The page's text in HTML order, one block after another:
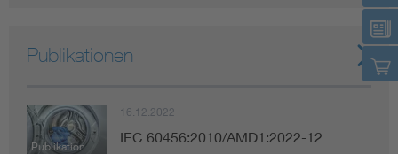
Publikationen
Publikation
16.12.2022
IEC 60456:2010/AMD1:2022-12